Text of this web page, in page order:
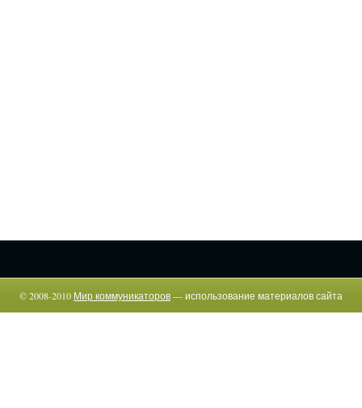
© 2008-2010 Мир коммуникаторов— использование материалов сайта